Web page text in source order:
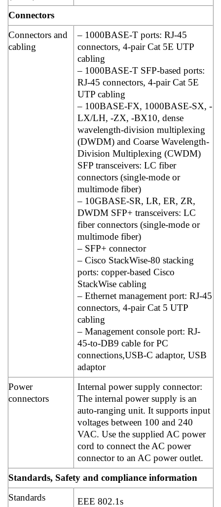
Connectors
Connectors and
cabling
– 1000BASE-T ports: RJ-45
connectors, 4-pair Cat 5E UTP
cabling
– 1000BASE-T SFP-based ports:
RJ-45 connectors, 4-pair Cat 5E
UTP cabling
– 100BASE-FX, 1000BASE-SX, -
LX/LH, -ZX, -BX10, dense
wavelength-division multiplexing
(DWDM) and Coarse Wavelength-
Division Multiplexing (CWDM)
SFP transceivers: LC fiber
connectors (single-mode or
multimode fiber)
– 10GBASE-SR, LR, ER, ZR,
DWDM SFP+ transceivers: LC
fiber connectors (single-mode or
multimode fiber)
– SFP+ connector
– Cisco StackWise-80 stacking
ports: copper-based Cisco
StackWise cabling
– Ethernet management port: RJ-45
connectors, 4-pair Cat 5 UTP
cabling
– Management console port: RJ-
45-to-DB9 cable for PC
connections,USB-C adaptor, USB
adaptor
Power
connectors
Internal power supply connector:
The internal power supply is an
auto-ranging unit. It supports input
voltages between 100 and 240
VAC. Use the supplied AC power
cord to connect the AC power
connector to an AC power outlet.
Standards, Safety and compliance information
Standards
EEE 802.1s